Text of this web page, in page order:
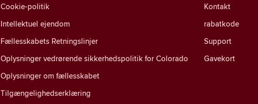
Cookie-politik
Intellektuel ejendom
Fællesskabets Retningslinjer
Oplysninger vedrørende sikkerhedspolitik for Colorado
Oplysninger om fællesskabet
Tilgængelighedserklæring
Kontakt
rabatkode
Support
Gavekort